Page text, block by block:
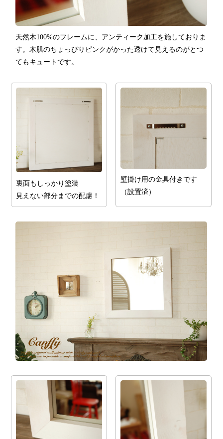
天然木100%のフレームに、アンティーク加工を施しておりま
す。木肌のちょっぴりピンクがかった透けて見えるのがとつ
てもキュートです。
裏面もしっかり塗装
見えない部分までの配慮！
壁掛け用の金具付きです
（設置済）